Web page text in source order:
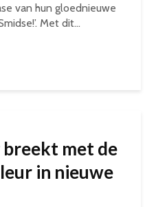
van hun gloednieuwe
Met dit...
breekt met de
in nieuwe